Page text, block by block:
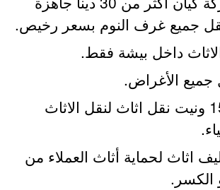
جميع غرف النوم بسعر رخيص.
داخل بيشة فقط.
الأغراض.
من 15 ونيت نقل اثاث لنقل الاثاث
اثاث لحماية أثاث العملاء من